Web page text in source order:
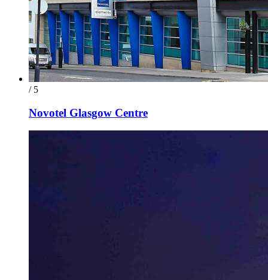
/ 5
Novotel Glasgow Centre